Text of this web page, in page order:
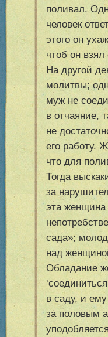
поливал.
человек
этого он
чтоб он
На другой
молитвы;
муж не
в отчаяние,
не
его работу.
что для
Тогда
за
эта женщина
сада»;
над
Обладание
‛
в саду, и
за половым